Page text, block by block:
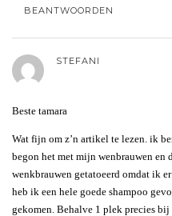
BEANTWOORDEN
STEFANI
Beste tamara
Wat fijn om z’n artikel te lezen. ik
begon het met mijn wenbrauwen en
wenkbrauwen getatoeerd omdat ik
heb ik een hele goede shampoo
gekomen. Behalve 1 plek precies